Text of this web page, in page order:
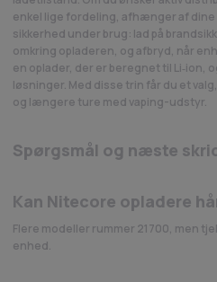
enkel lige fordeling, afhænger af dine
sikkerhed under brug: lad på
omkring opladeren, og afbryd, når
en oplader, der er beregnet til Li‑ion,
løsninger. Med disse trin får du et
og længere ture med vaping-udstyr.
Spørgsmål og næste
Kan Nitecore opladere
Flere modeller rummer 21700, men
enhed.